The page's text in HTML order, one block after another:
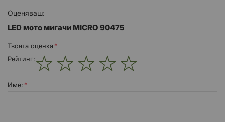
Оценяваш:
LED мото мигачи MICRO 90475
Твоята оценка
Рейтинг:
Име: